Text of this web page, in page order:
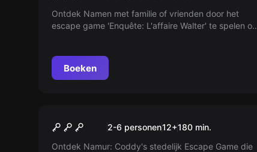
Ontdek Namen met familie of vrienden door het
escape game 'Enquête: L'affaire Walter' te spelen op
Boeken
Discover Namur
2-6 personen12+180 min.
Ontdek Namur: Coddy's stedelijk Escape Game die